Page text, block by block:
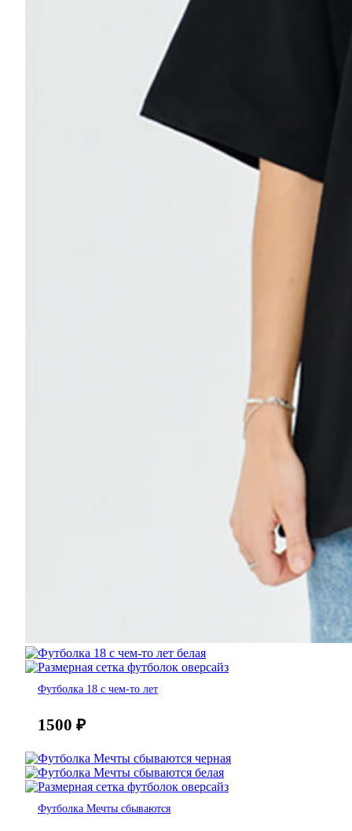
Футболка 18 с чем-то лет
1500 ₽
Футболка Мечты сбываются